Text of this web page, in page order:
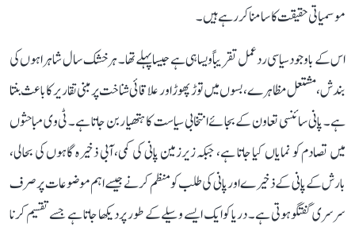
موسمیاتی حقیقت کا سامنا کر رہے ہیں۔
اس کے باوجود سیاسی ردعمل تقریباً ویسا ہی ہے جیسا پہلے تھا۔ ہر خشک سال شاہراہوں کی
بندش، مشتعل مظاہرے، بسوں میں توڑ پھوڑ اور علاقائی شناخت پر مبنی تقاریر کا باعث بنتا
ہے۔ پانی سائنسی تعاون کے بجائے انتخابی سیاست کا ہتھیار بن جاتا ہے۔ ٹی وی مباحثوں
میں تصادم کو نمایاں کیا جاتا ہے، جبکہ زیرزمین پانی کی کمی، آبی ذخیرہ گاہوں کی بحالی،
بارش کے پانی کے ذخیرے اور پانی کی طلب کو منظم کرنے جیسے اہم موضوعات پر صرف
سرسری گفتگو ہوتی ہے۔ دریا کو ایک ایسے وسیلے کے طور پر دیکھا جاتا ہے جسے تقسیم کرنا